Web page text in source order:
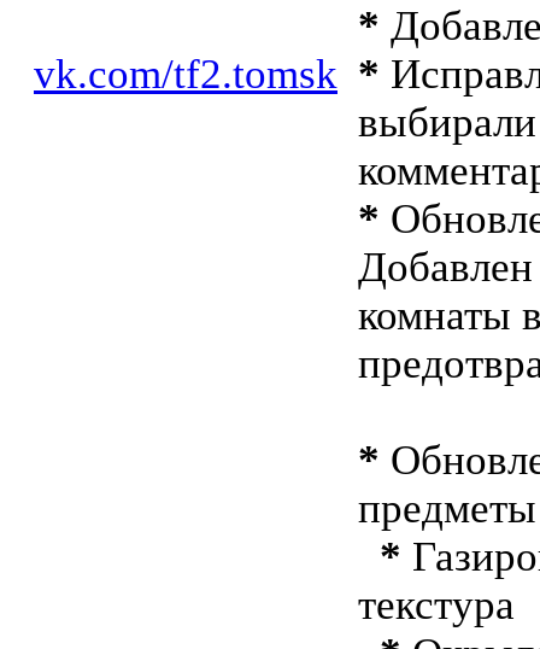
vk.com/tf2.tomsk
*
*
выбирали
*
комнаты
*
*
текстура